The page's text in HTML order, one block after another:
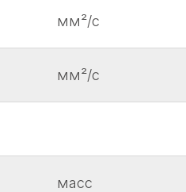
мм²/с
мм²/с
масс